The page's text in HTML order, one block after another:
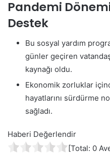
Pandemi
Destek
Bu sosyal yardım
günler geçiren
kaynağı oldu.
Ekonomik zorluklar
hayatlarını sürdürme
sağladı.
Haberi Değerlendir
[Total: 0